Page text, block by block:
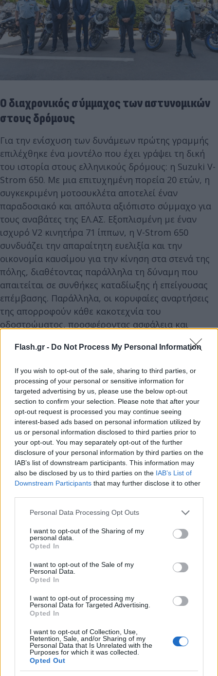
Flash.gr - Do Not Process My Personal Information
If you wish to opt-out of the sale, sharing to third parties, or
processing of your personal or sensitive information for
targeted advertising by us, please use the below opt-out
section to confirm your selection. Please note that after your
opt-out request is processed you may continue seeing
interest-based ads based on personal information utilized by
us or personal information disclosed to third parties prior to
your opt-out. You may separately opt-out of the further
disclosure of your personal information by third parties on the
IAB’s list of downstream participants. This information may
also be disclosed by us to third parties on the IAB’s List of
Downstream Participants that may further disclose it to other
Please note that this website/app uses one or more Google
not limited to your visit or usage behaviour. You may click to
grant or deny consent to Google and its third-party tags to
use your data for below specified purposes in below Google
consent section.
Personal Data Processing Opt Outs
I want to opt-out of the Sharing of my
personal data.
Opted In
I want to opt-out of the Sale of my
Personal Data.
Opted In
I want to opt-out of processing my
Personal Data for Targeted Advertising.
Opted In
I want to opt-out of Collection, Use,
Retention, Sale, and/or Sharing of my
Personal Data that Is Unrelated with the
Purposes for which it was collected.
Opted Out
Ο διαχρονικός σύμμαχος των αστυνομικών
στους δρόμους
Για την ενίσχυση των δυνάμεων πρώτης γραμμής
επιλέχθηκε ένα μοντέλο που έχει γράψει τη δική
του ιστορία στους ελληνικούς δρόμους: η Suzuki V-
Strom 650. Με μια επιτυχημένη πορεία 20 ετών, η
συγκεκριμένη μοτοσυκλέτα αποτελεί έναν
παραδοσιακό και απόλυτα αξιόπιστο σύμμαχο για
τους αναβάτες της ΕΛ.ΑΣ. Εξοπλισμένη με έναν
ισχυρό V2 κινητήρα 71 ίππων, η V-Strom 650
συνδυάζει την απαραίτητη ευελιξία και την
οικονομία καυσίμου για την κίνηση στα στενά της
πόλης, διαθέτοντας παράλληλα τη δύναμη που
απαιτείται σε συνθήκες καταδίωξης ή επείγουσας
επέμβασης. Παράλληλα, οι κορυφαίες αναρτήσεις
της απορροφούν κάθε κακοτεχνία του
οδοστρώματος, προσφέροντας ασφάλεια και
Στόχος η ασφάλεια του πολίτη
Ο κύριος στόχος της ένταξης των νέων δικύκλων
είναι ξεκάθαρος: η άμεση ενσωμάvalidation τους σε
ειδικά σχέδια περιπολιών και επιχειρήσεων, εκεί
όπου οι ανάγκες είναι αυξημένες. «Κάθε ενίσχυση
της Ελληνικής Αστυνομίας με νέα, σύγχρονα μέσα
είναι μια ουσιαστική επένδυση στην ασφάλεια των
πολιτών», τόνισε ο Μιχάλης Χρυσοχοΐδης,
ευχαριστώντας θερμά τους αδελφούς